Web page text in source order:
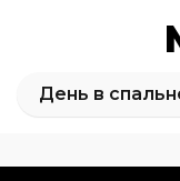
День в